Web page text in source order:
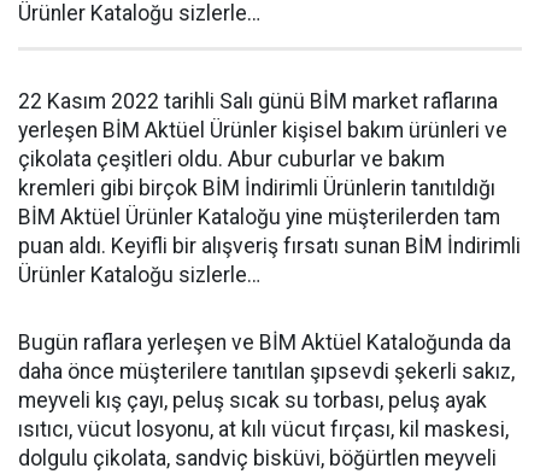
Ürünler Kataloğu sizlerle…
22 Kasım 2022 tarihli Salı günü BİM market raflarına
yerleşen BİM Aktüel Ürünler kişisel bakım ürünleri ve
çikolata çeşitleri oldu. Abur cuburlar ve bakım
kremleri gibi birçok BİM İndirimli Ürünlerin tanıtıldığı
BİM Aktüel Ürünler Kataloğu yine müşterilerden tam
puan aldı. Keyifli bir alışveriş fırsatı sunan BİM İndirimli
Ürünler Kataloğu sizlerle…
Bugün raflara yerleşen ve BİM Aktüel Kataloğunda da
daha önce müşterilere tanıtılan şıpsevdi şekerli sakız,
meyveli kış çayı, peluş sıcak su torbası, peluş ayak
ısıtıcı, vücut losyonu, at kılı vücut fırçası, kil maskesi,
dolgulu çikolata, sandviç bisküvi, böğürtlen meyveli